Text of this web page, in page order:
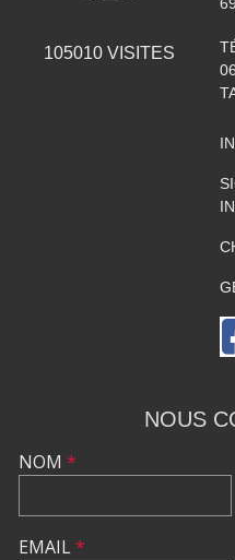
105010 VISITES
NOUS
NOM *
EMAIL*